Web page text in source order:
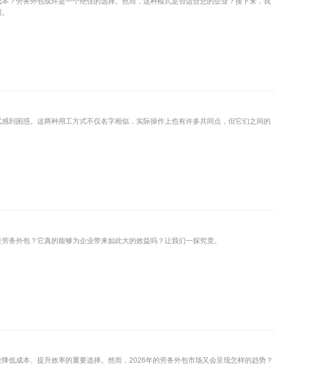
到困惑。这两种用工方式不仅名字相似，实际操作上也有许多共同点，但它们之间的
务外包？它真的能够为企业带来如此大的效益吗？让我们一探究竟。
低成本、提升效率的重要选择。然而，2026年的劳务外包市场又会呈现怎样的趋势？